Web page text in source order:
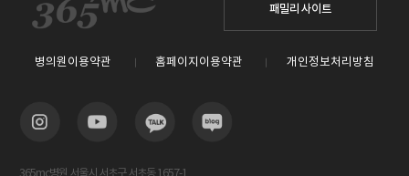
패밀리 사이트
병의원이용약관 홈페이지이용약관 개인정보처리방침
365mc병원 서울시 서초구 서초동 1657-1